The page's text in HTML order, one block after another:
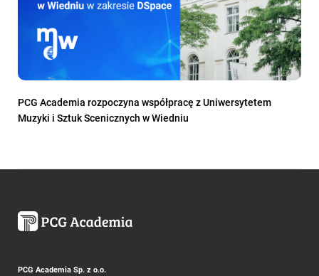
PCG Academia rozpoczyna współpracę z Uniwersytetem
Muzyki i Sztuk Scenicznych w Wiedniu
PCG Academia Sp. z o.o.